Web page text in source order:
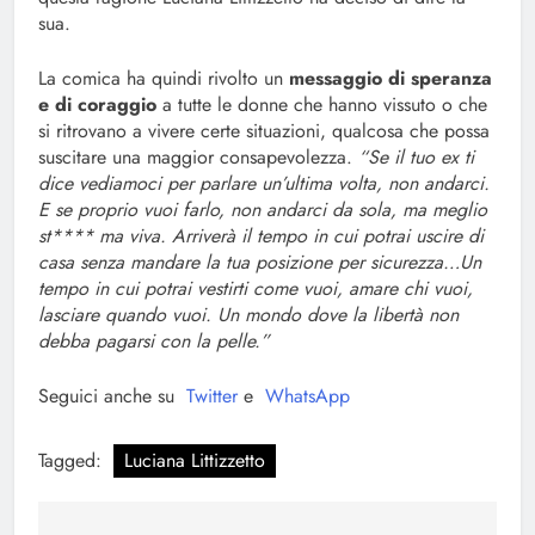
sua.
La comica ha quindi rivolto un messaggio di speranza
e di coraggio a tutte le donne che hanno vissuto o che
si ritrovano a vivere certe situazioni, qualcosa che possa
suscitare una maggior consapevolezza. “Se il tuo ex ti
dice vediamoci per parlare un’ultima volta, non andarci.
E se proprio vuoi farlo, non andarci da sola, ma meglio
st**** ma viva. Arriverà il tempo in cui potrai uscire di
casa senza mandare la tua posizione per sicurezza…Un
tempo in cui potrai vestirti come vuoi, amare chi vuoi,
lasciare quando vuoi. Un mondo dove la libertà non
debba pagarsi con la pelle.”
Seguici anche su Twitter e WhatsApp
Tagged: Luciana Littizzetto